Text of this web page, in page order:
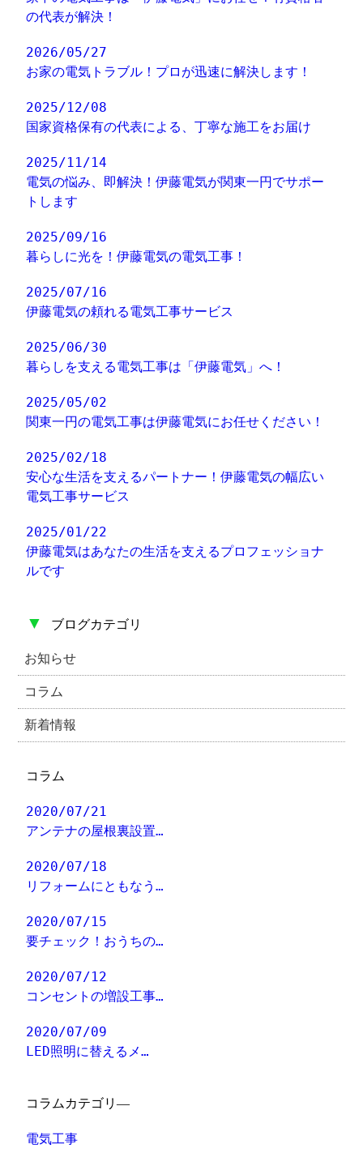
の代表が解決！
2026/05/27
お家の電気トラブル！プロが迅速に解決します！
2025/12/08
国家資格保有の代表による、丁寧な施工をお届け
2025/11/14
電気の悩み、即解決！伊藤電気が関東一円でサポー
トします
2025/09/16
暮らしに光を！伊藤電気の電気工事！
2025/07/16
伊藤電気の頼れる電気工事サービス
2025/06/30
暮らしを支える電気工事は「伊藤電気」へ！
2025/05/02
関東一円の電気工事は伊藤電気にお任せください！
2025/02/18
安心な生活を支えるパートナー！伊藤電気の幅広い
電気工事サービス
2025/01/22
伊藤電気はあなたの生活を支えるプロフェッショナ
ルです
▼ ブログカテゴリ
お知らせ
コラム
新着情報
コラム
2020/07/21
アンテナの屋根裏設置…
2020/07/18
リフォームにともなう…
2020/07/15
要チェック！おうちの…
2020/07/12
コンセントの増設工事…
2020/07/09
LED照明に替えるメ…
コラムカテゴリ―
電気工事